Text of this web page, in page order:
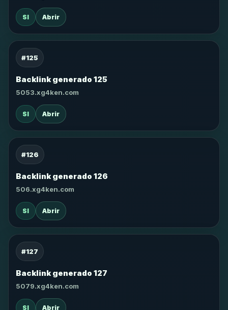
SI Abrir
#125
Backlink generado 125
5053.xg4ken.com
SI Abrir
#126
Backlink generado 126
506.xg4ken.com
SI Abrir
#127
Backlink generado 127
5079.xg4ken.com
SI Abrir